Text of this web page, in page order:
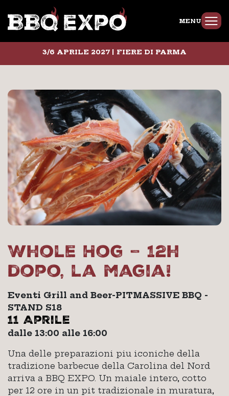
MENU
3/6 APRILE 2027 | FIERE DI PARMA
Whole Hog – 12h
dopo, la magia!
Eventi Grill and Beer-PITMASSIVE BBQ -
STAND S18
11 Aprile
dalle 13:00 alle 16:00
Una delle preparazioni piu iconiche della
tradizione barbecue della Carolina del Nord
arriva a BBQ EXPO. Un maiale intero, cotto
per 12 ore in un pit tradizionale in muratura,